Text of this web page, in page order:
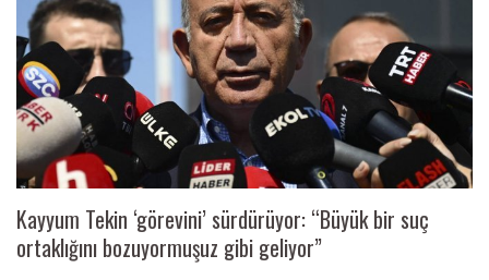
Kayyum Tekin ‘görevini’ sürdürüyor: “Büyük bir suç
ortaklığını bozuyormuşuz gibi geliyor”